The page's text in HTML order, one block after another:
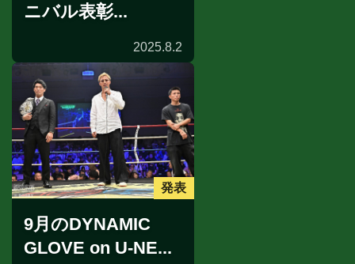
ニバル表彰...
2025.8.2
発表
9月のDYNAMIC
GLOVE on U-NE...